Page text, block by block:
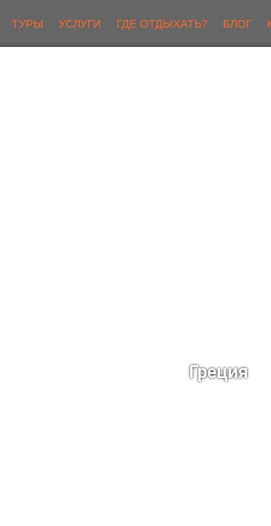
ТУРЫ УСЛУГИ ГДЕ ОТДЫХАТЬ? БЛОГ
Греция